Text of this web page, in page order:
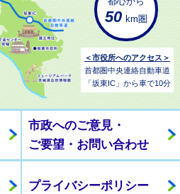
50 km圏
＜市役所へのアクセス＞
首都圏中央連絡自動車道
「坂東IC」から車で10分
市政へのご意見・
ご要望・お問い合わせ
プライバシーポリシー